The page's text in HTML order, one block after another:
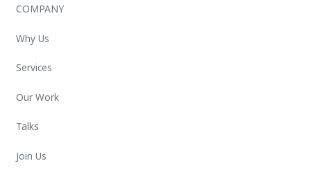
COMPANY
Why Us
Services
Our Work
Talks
Join Us